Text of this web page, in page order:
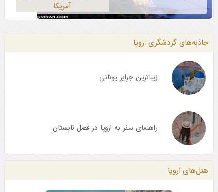
آمریکا
جاذبه‌های گردشگری اروپا
زیباترین جزایر یونانی
راهنمای سفر به اروپا در فصل تابستان
هتل‌های اروپا